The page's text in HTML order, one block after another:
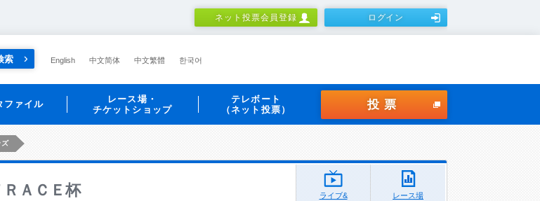
ネット投票会員登録 ログイン
索 English 中文简体 中文繁體 한국어
ファイル
レース場・
チケットショップ
テレボート
（ネット投票）
投票
ズ
ＡＣＥ杯
ライブ&
レース場